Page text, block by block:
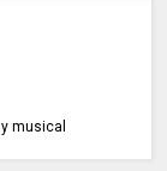
musical